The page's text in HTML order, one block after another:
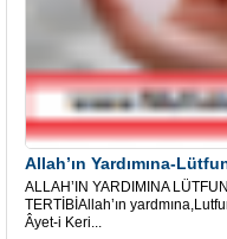
Allah’ın Yardımına-
ALLAH’IN YARDIMINA
TERTİBİAllah’ın
Âyet-i Keri...